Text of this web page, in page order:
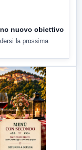
nuovo obiettivo
la prossima